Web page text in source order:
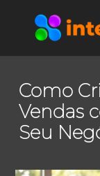
Como
Vendas
Seu